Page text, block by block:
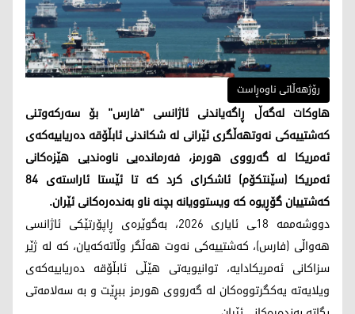
رۆژهەڵاتی ناوەڕاست
هاوکات لەگەڵ ڕاگەیاندنی ئاژانسی "فارس" بۆ سەرکەوتنی
کەشتییەکی نەوتهەڵگری ئێرانی لە شکاندنی ئابڵۆقە دەریاییەکەی
ئەمریکا لە گەرووی هورمز، فەرماندەیی ناوەندیی هێزەکانی
ئەمریکا (سێنتکۆم) ئاشکرای کرد کە تا ئێستا ئاراستەی 84
کەشتییان گۆڕیوە کە ویستوویانە بچنە ناو بەندەرەکانی ئێران.
دووشەممە 18ـی ئایاری 2026، بەگوێرەی ڕاپۆرتێکی ئاژانسی
هەواڵی (فارس)، کەشتییەکی نەوت هەڵگر وڵاتەکەیان، کە لە ژێر
سزاکانی ئەمریکادایە، توانیویەتی هێڵی ئابڵۆقە دەریاییەکەی
ویلایەتە یەکگرتووەکان لە گەرووی هورمز ببڕێت و بە سەلامەتی